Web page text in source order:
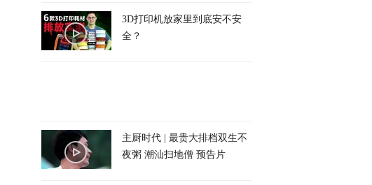
3D打印机放家里到底安不安
全？
主厨时代 | 最贵大排档双生不
夜粥 潮汕扫地僧 预告片